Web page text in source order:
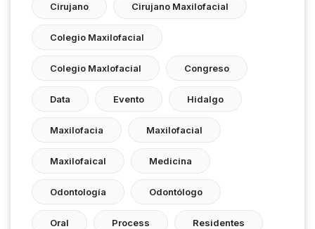
Cirujano Cirujano Maxilofacial
Colegio Maxilofacial
Colegio Maxlofacial Congreso
Data Evento Hidalgo
Maxilofacia Maxilofacial
Maxilofaical Medicina
Odontología Odontólogo
Oral Process Residentes